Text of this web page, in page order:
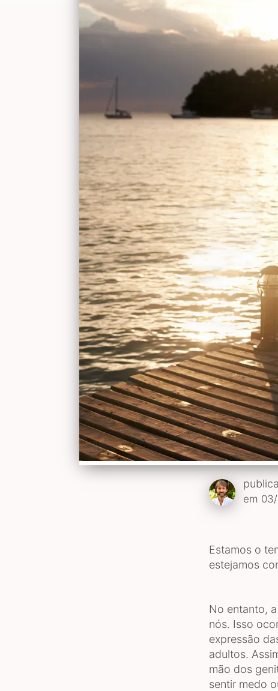
em
Estamos o
estejamos
No entanto,
nós. Isso
expressão
adultos.
mão dos
sentir medo